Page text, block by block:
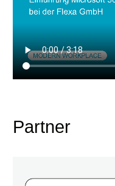
Partner